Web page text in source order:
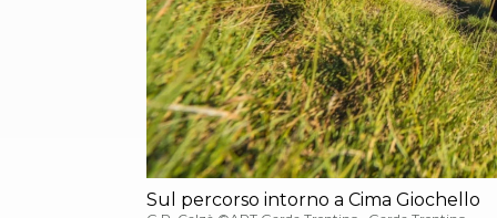
Sul percorso intorno a Cima Giochello